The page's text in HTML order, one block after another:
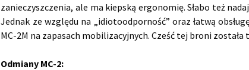
zanieczyszczenia, ale ma kiepską ergonomię. Słabo też
Jednak ze względu na „idiotoodporność” oraz łatwą
MC-2M na zapasach mobilizacyjnych. Cześć tej broni
Odmiany MC-2: